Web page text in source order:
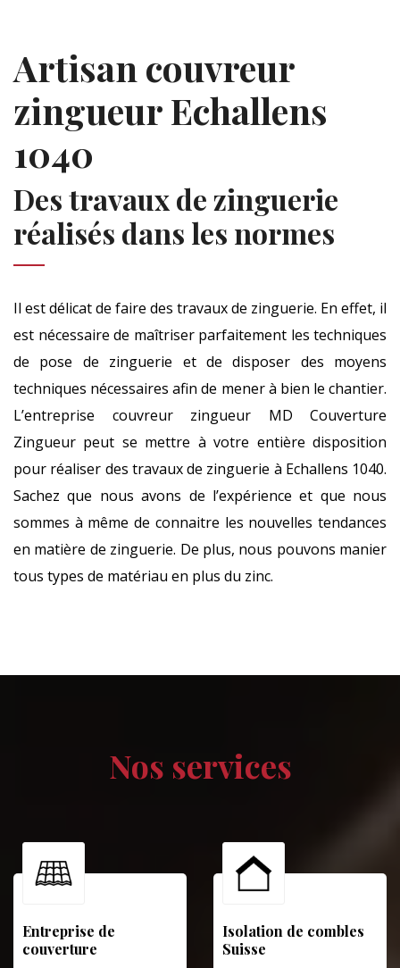
Artisan couvreur
zingueur Echallens
1040
Des travaux de zinguerie
réalisés dans les normes
Il est délicat de faire des travaux de zinguerie. En effet, il
est nécessaire de maîtriser parfaitement les techniques
de pose de zinguerie et de disposer des moyens
techniques nécessaires afin de mener à bien le chantier.
L’entreprise couvreur zingueur MD Couverture
Zingueur peut se mettre à votre entière disposition
pour réaliser des travaux de zinguerie à Echallens 1040.
Sachez que nous avons de l’expérience et que nous
sommes à même de connaitre les nouvelles tendances
en matière de zinguerie. De plus, nous pouvons manier
tous types de matériau en plus du zinc.
Nos services
Entreprise de
couverture
Isolation de combles
Suisse